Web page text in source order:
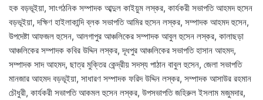
হক বড়ভূইয়া, সাংগঠনিক সম্পাদক আব্দুল কাইয়ুম লস্কর, কার্যকরী সভাপতি আহমদ হুসেন
বড়ভূইয়া, দক্ষিণ হাইলাকান্দি ব্লক সভাপতি আমির হুসেন লস্কর, সম্পাদক আহমদ হুসেন,
উপদেষ্টা আফজল হুসেন, আলগাপুর আঞ্চলিকের সম্পাদক আবুল হুসেন লস্কর, কালাছড়া
আঞ্চলিকের সম্পাদক কবির উদ্দিন লস্কর, দূধপুর আঞ্চলিকের সভাপতি হাসান আহমদ,
সম্পাদক সাদ আহমদ, ছাত্র মুক্তির কেন্দ্রীয় সদস্য পাঠান বাবুল হুসেন, জেলা সভাপতি
মানজার আহমদ বড়ভূইয়া, সাধারণ সম্পাদক ফরিদ উদ্দিন লস্কর, সম্পাদক আসাউর রহমান
চৌধুরী, কার্যকরী সভাপতি আকমল হুসেন লস্কর, উপসভাপতি জহিরুল ইসলাম মজুমদার,